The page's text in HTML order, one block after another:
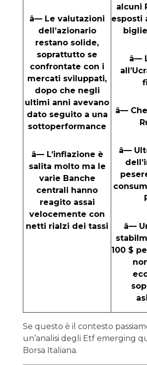
â— Le valutazioni
dell’azionario
restano solide,
soprattutto se
confrontate con i
mercati sviluppati,
dopo che negli
ultimi anni avevano
dato seguito a una
sottoperformance
â— L’inflazione è
salita molto ma le
varie Banche
centrali hanno
reagito assai
velocemente con
netti rialzi dei tassi
alcuni
esposti
â—
â—
â—
â—
100 $
Se questo è il contesto
un’analisi degli Etf emerging
Borsa Italiana.